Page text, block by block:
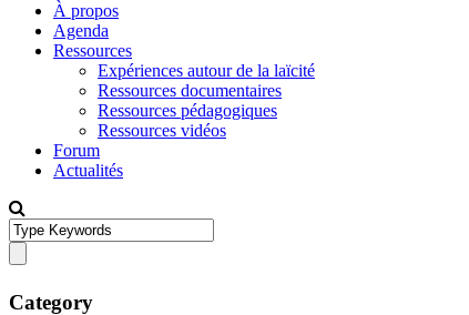
À propos
Agenda
Ressources
Expériences autour de la laïcité
Ressources documentaires
Ressources pédagogiques
Ressources vidéos
Forum
Actualités
Category